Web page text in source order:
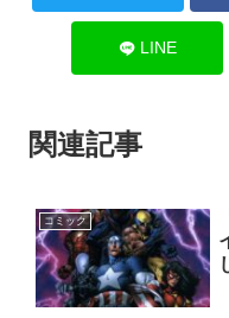
LINE
関連記事
コミック